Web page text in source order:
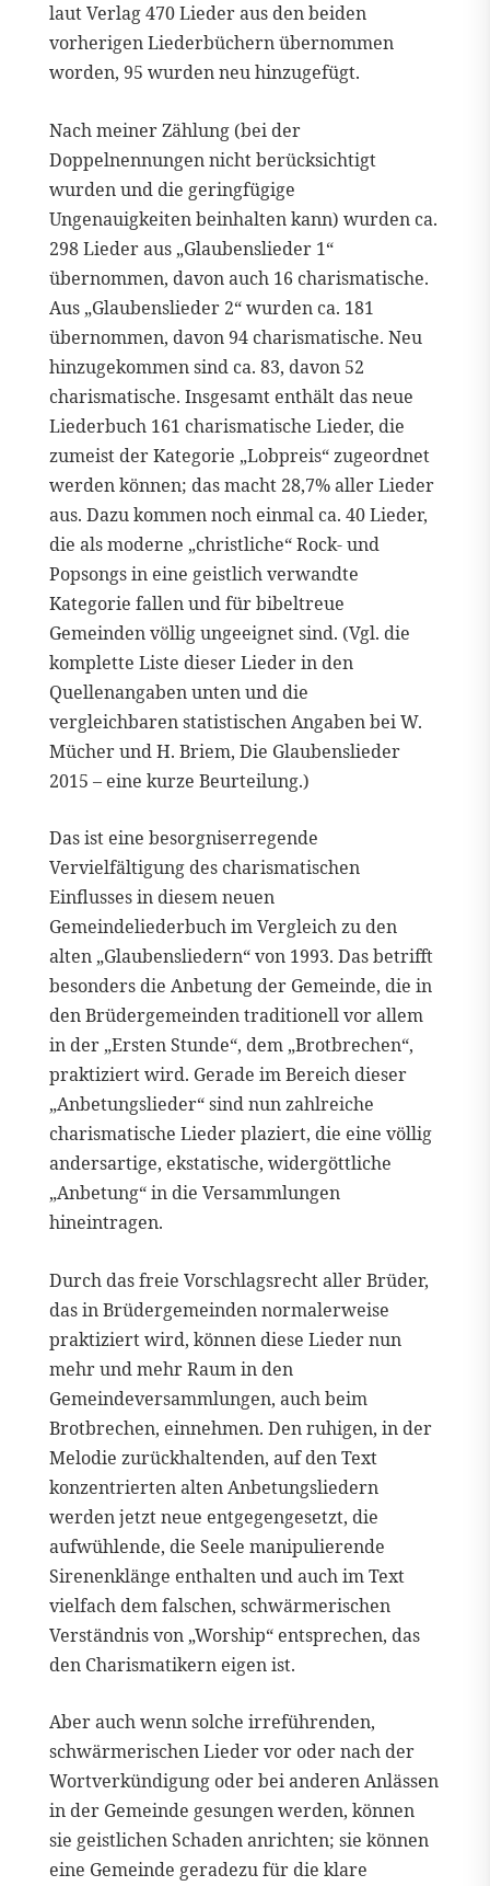
laut Verlag 470 Lieder aus den beiden
vorherigen Liederbüchern übernommen
worden, 95 wurden neu hinzugefügt.
Nach meiner Zählung (bei der
Doppelnennungen nicht berücksichtigt
wurden und die geringfügige
Ungenauigkeiten beinhalten kann) wurden ca.
298 Lieder aus „Glaubenslieder 1“
übernommen, davon auch 16 charismatische.
Aus „Glaubenslieder 2“ wurden ca. 181
übernommen, davon 94 charismatische. Neu
hinzugekommen sind ca. 83, davon 52
charismatische. Insgesamt enthält das neue
Liederbuch 161 charismatische Lieder, die
zumeist der Kategorie „Lobpreis“ zugeordnet
werden können; das macht 28,7% aller Lieder
aus. Dazu kommen noch einmal ca. 40 Lieder,
die als moderne „christliche“ Rock- und
Popsongs in eine geistlich verwandte
Kategorie fallen und für bibeltreue
Gemeinden völlig ungeeignet sind. (Vgl. die
komplette Liste dieser Lieder in den
Quellenangaben unten und die
vergleichbaren statistischen Angaben bei W.
Mücher und H. Briem, Die Glaubenslieder
2015 – eine kurze Beurteilung.)
Das ist eine besorgniserregende
Vervielfältigung des charismatischen
Einflusses in diesem neuen
Gemeindeliederbuch im Vergleich zu den
alten „Glaubensliedern“ von 1993. Das betrifft
besonders die Anbetung der Gemeinde, die in
den Brüdergemeinden traditionell vor allem
in der „Ersten Stunde“, dem „Brotbrechen“,
praktiziert wird. Gerade im Bereich dieser
„Anbetungslieder“ sind nun zahlreiche
charismatische Lieder plaziert, die eine völlig
andersartige, ekstatische, widergöttliche
„Anbetung“ in die Versammlungen
hineintragen.
Durch das freie Vorschlagsrecht aller Brüder,
das in Brüdergemeinden normalerweise
praktiziert wird, können diese Lieder nun
mehr und mehr Raum in den
Gemeindeversammlungen, auch beim
Brotbrechen, einnehmen. Den ruhigen, in der
Melodie zurückhaltenden, auf den Text
konzentrierten alten Anbetungsliedern
werden jetzt neue entgegengesetzt, die
aufwühlende, die Seele manipulierende
Sirenenklänge enthalten und auch im Text
vielfach dem falschen, schwärmerischen
Verständnis von „Worship“ entsprechen, das
den Charismatikern eigen ist.
Aber auch wenn solche irreführenden,
schwärmerischen Lieder vor oder nach der
Wortverkündigung oder bei anderen Anlässen
in der Gemeinde gesungen werden, können
sie geistlichen Schaden anrichten; sie können
eine Gemeinde geradezu für die klare